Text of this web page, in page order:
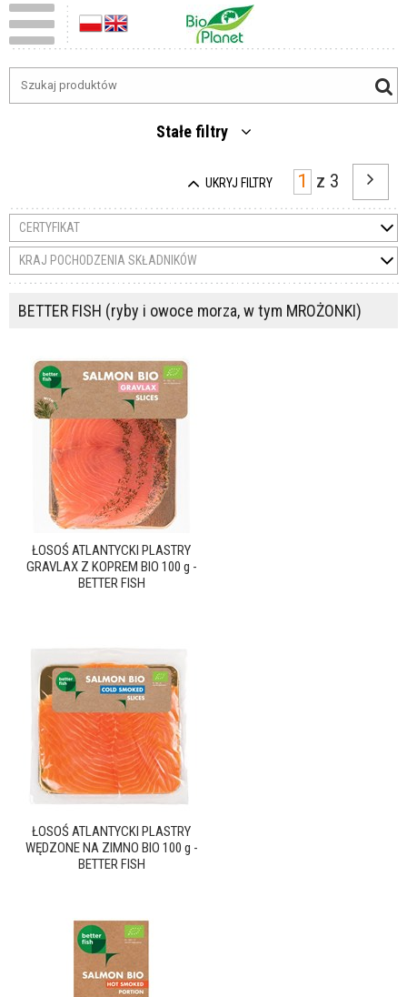
Stałe filtry
UKRYJ FILTRY z 3
CERTYFIKAT
KRAJ POCHODZENIA SKŁADNIKÓW
BETTER FISH (ryby i owoce morza, w tym MROŻONKI)
ŁOSOŚ ATLANTYCKI PLASTRY
GRAVLAX Z KOPREM BIO 100 g -
BETTER FISH
ŁOSOŚ ATLANTYCKI PLASTRY
WĘDZONE NA ZIMNO BIO 100 g -
BETTER FISH